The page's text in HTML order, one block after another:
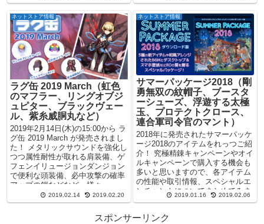
ネットストア情報
ラグ缶 2019 March（虹色
のマフラー、リングオブジ
ュピター、ブラックヴェー
ル、紫糸威胴丸など）
2019年2月14日(木)の15:00から ラ
グ缶 2019 March が発売されまし
た！ メタリックサウンドを強化し
つつ属性耐性が取れる肩装備、ゲ
フェンイリュージョンダンジョン
で便利な頭装備、必中攻撃の確率
アップの鎧などなど、様々...
2019.02.14 2019.02.20
ネットストア情報
サマーパッケージ2018（剛
勇無双の紋帽子、ブースタ
ーシューズ、浮遊する太極
玉、プロテクトクロース、
連合軍司令官のマント）
2018年に発売されたサマーパッケ
ージ2018のアイテムをれっつご紹
介！ 究極精錬キャンペーンやオイ
ルキャンペーンで購入する機会も
多いと思いますので、各アイテム
の性能や取引情報、スペシャルエ
ンチャントについてまとめてみま
した。 ...
2019.01.16 2019.02.06
スポンサーリンク